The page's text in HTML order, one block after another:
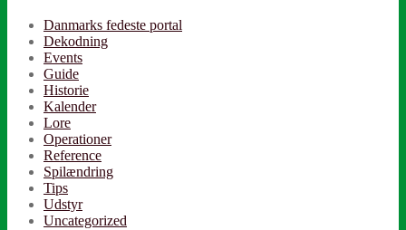
Danmarks fedeste portal
Dekodning
Events
Guide
Historie
Kalender
Lore
Operationer
Reference
Spilændring
Tips
Udstyr
Uncategorized